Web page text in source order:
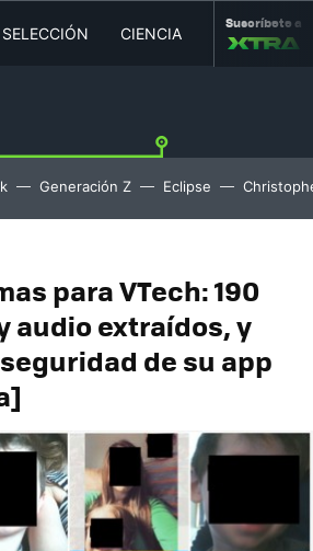
CIENCIA MOVILIDAD
Suscríbete a
Generación Z Eclipse
para VTech: 190
audio extraídos, y
de su app